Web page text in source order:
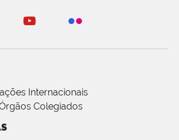
Internacionais
Colegiados